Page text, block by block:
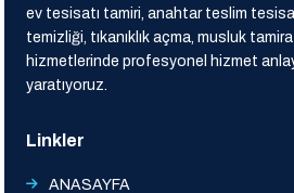
ev tesisatı tamiri, anahtar teslim
temizliği, tıkanıklık açma, musluk
hizmetlerinde profesyonel hizmet
yaratıyoruz.
Linkler
ANASAYFA